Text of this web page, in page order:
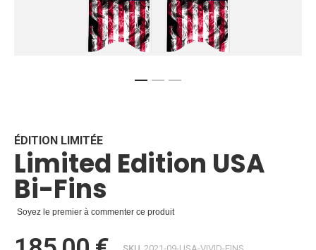
beginning
of
the
images
gallery
ÉDITION LIMITÉE
Limited Edition USA
Bi-Fins
Soyez le premier à commenter ce produit